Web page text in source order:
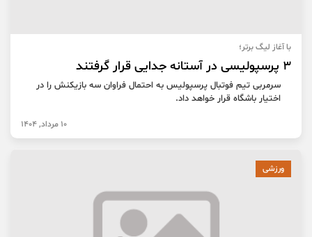
با آغاز لیگ برتر؛
۳ پرسپولیسی در آستانه جدایی قرار گرفتند
سرمربی تیم فوتبال پرسپولیس به احتمال فراوان سه بازیکنش را در
اختیار باشگاه قرار خواهد داد.
10 مرداد, 1404
ورزشی